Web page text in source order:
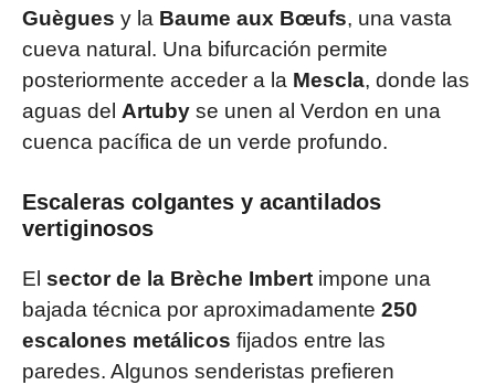
Guègues y la Baume aux Bœufs, una vasta
cueva natural. Una bifurcación permite
posteriormente acceder a la Mescla, donde las
aguas del Artuby se unen al Verdon en una
cuenca pacífica de un verde profundo.
Escaleras colgantes y acantilados
vertiginosos
El sector de la Brèche Imbert impone una
bajada técnica por aproximadamente 250
escalones metálicos fijados entre las
paredes. Algunos senderistas prefieren